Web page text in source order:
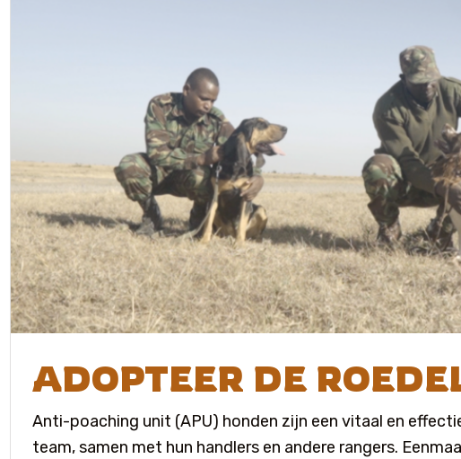
ADOPTEER DE
Anti-poaching unit (APU) honden zijn een vitaal en
team, samen met hun handlers en andere rangers.